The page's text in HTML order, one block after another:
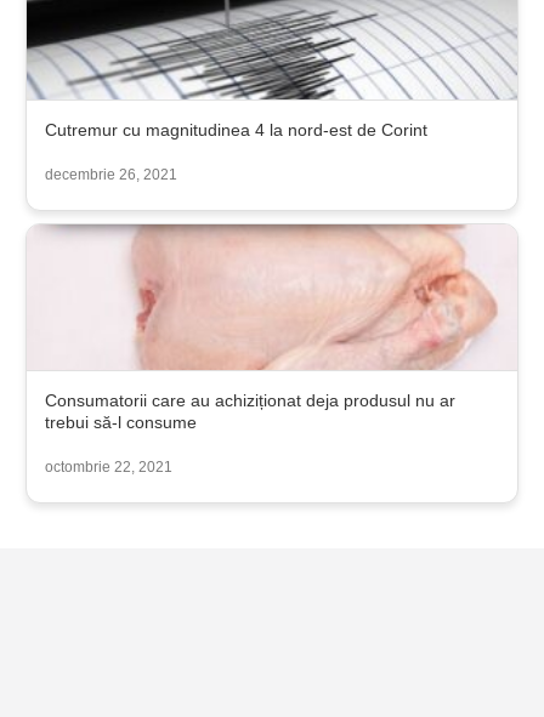
Cutremur cu magnitudinea 4 la nord-est de Corint
decembrie 26, 2021
Consumatorii care au achiziționat deja produsul nu ar
trebui să-l consume
octombrie 22, 2021